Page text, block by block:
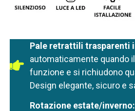
Pale retrattili trasparenti
automaticamente quando
funzione e si richiudono
Design elegante, sicuro e
Rotazione estate/inverno: